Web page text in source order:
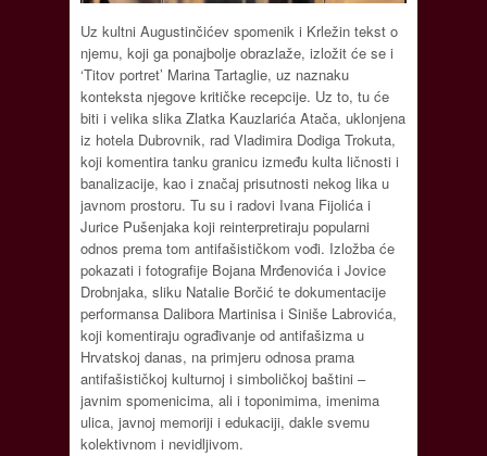
Uz kultni Augustinčićev spomenik i Krležin tekst o
njemu, koji ga ponajbolje obrazlaže, izložit će se i
‘Titov portret’ Marina Tartaglie, uz naznaku
konteksta njegove kritičke recepcije. Uz to, tu će
biti i velika slika Zlatka Kauzlarića Atača, uklonjena
iz hotela Dubrovnik, rad Vladimira Dodiga Trokuta,
koji komentira tanku granicu između kulta ličnosti i
banalizacije, kao i značaj prisutnosti nekog lika u
javnom prostoru. Tu su i radovi Ivana Fijolića i
Jurice Pušenjaka koji reinterpretiraju popularni
odnos prema tom antifašističkom vođi. Izložba će
pokazati i fotografije Bojana Mrđenovića i Jovice
Drobnjaka, sliku Natalie Borčić te dokumentacije
performansa Dalibora Martinisa i Siniše Labrovića,
koji komentiraju ograđivanje od antifašizma u
Hrvatskoj danas, na primjeru odnosa prama
antifašističkoj kulturnoj i simboličkoj baštini –
javnim spomenicima, ali i toponimima, imenima
ulica, javnoj memoriji i edukaciji, dakle svemu
kolektivnom i nevidljivom.